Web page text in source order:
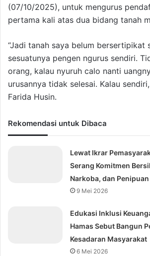
(07/10/2025), untuk mengurus
pertama kali atas dua bidang tanah
“Jadi tanah saya belum bersertipikat
sesuatunya pengen ngurus sendiri.
orang, kalau nyuruh calo nanti
urusannya tidak selesai. Kalau
Farida Husin.
Rekomendasi untuk Dibaca
Lewat Ikrar
Serang Komitmen
Narkoba, dan Penipuan
9 Mei 2026
Edukasi Inklusi
Hamas Sebut Bangun
Kesadaran Masyarakat
6 Mei 2026